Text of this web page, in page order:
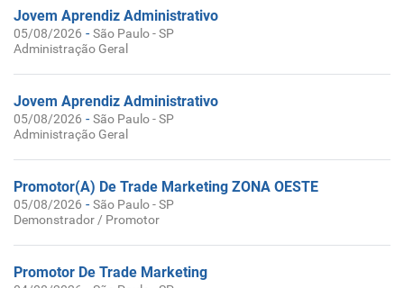
Jovem Aprendiz Administrativo
05/08/2026 -São Paulo - SP
Administração Geral
Jovem Aprendiz Administrativo
05/08/2026 -São Paulo - SP
Administração Geral
Promotor(A) De Trade Marketing ZONA OESTE
05/08/2026 -São Paulo - SP
Demonstrador / Promotor
Promotor De Trade Marketing